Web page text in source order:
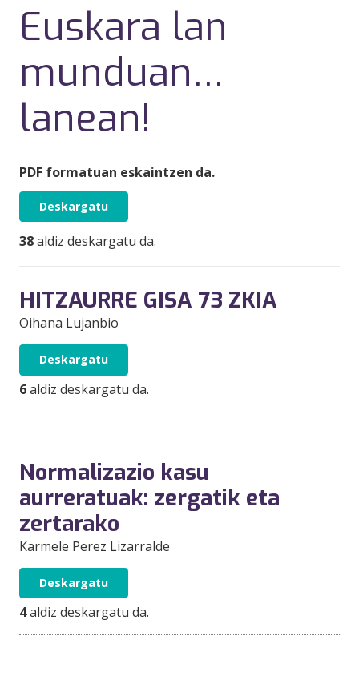
Euskara lan
munduan…
lanean!
PDF formatuan eskaintzen da.
Deskargatu
38aldiz deskargatu da.
HITZAURRE GISA 73 ZKIA
Oihana Lujanbio
Deskargatu
6aldiz deskargatu da.
Normalizazio kasu
aurreratuak: zergatik eta
zertarako
Karmele Perez Lizarralde
Deskargatu
4aldiz deskargatu da.